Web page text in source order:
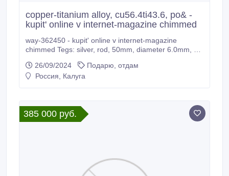
copper-titanium alloy, cu56.4ti43.6, po& -
kupit' online v internet-magazine chimmed
way-362450 - kupit' online v internet-magazine
chimmed Tegs: silver, rod, 50mm, diameter 6.0mm, as
300x300mm, thickness 0.20mm, & - kupit' online v
internet-magazine chimmed iron, rod, 100mm,
26/09/2024
Подарю, отдам
Россия, Калуга
385 000 руб.